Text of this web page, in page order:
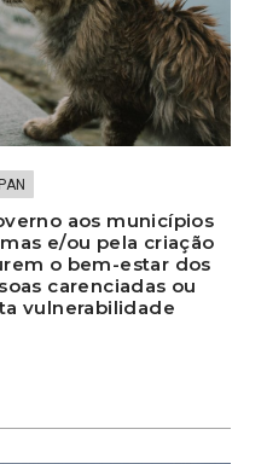
PAN
aos municípios
e/ou pela criação
o bem-estar dos
carenciadas ou
vulnerabilidade